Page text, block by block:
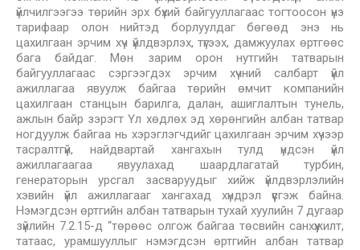
үйлчилгээгээ төрийн эрх бүхий байгууллагаас тогтоосон үнэ
тарифаар олон нийтэд борлуулдаг бөгөөд энэ нь
цахилгаан эрчим хүч үйлдвэрлэх, түгээх, дамжуулах өртгөөс
бага байдаг. Мөн зарим орон нутгийн татварын
байгууллагаас сэргээгдэх эрчим хүчний салбарт үйл
ажиллагаа явуулж байгаа төрийн өмчит компанийн
цахилгаан станцын барилга, далан, ашиглалтын тунель,
ажлын байр зэрэгт Үл хөдлөх эд хөрөнгийн албан татвар
ногдуулж байгаа нь хэрэглэгчдийг цахилгаан эрчим хүчээр
тасралтгүй, найдвартай хангахын тулд үндсэн үйл
ажиллагаагаа явуулахад шаардлагатай турбин,
генераторын урсгал засваруудыг хийж үйлдвэрлэлийн
хэвийн үйл ажиллагааг хангахад хүндрэл үүсгэж байна.
Нэмэгдсэн өртгийн албан татварын тухай хуулийн 7 дугаар
зүйлийн 7.2.15-д “төрөөс олгож байгаа төсвийн санхүүжилт,
татаас, урамшууллыг нэмэгдсэн өртгийн албан татвар